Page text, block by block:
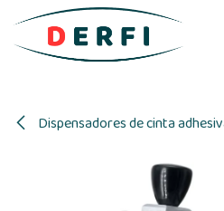
Ir al contenido
Dispensadores de cinta